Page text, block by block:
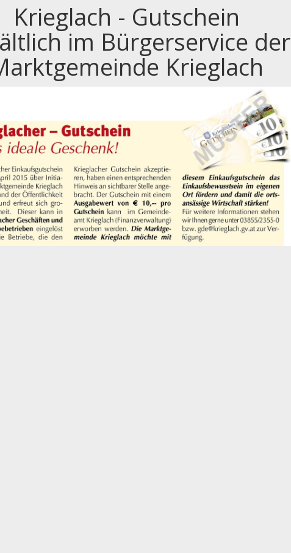
Krieglach - Gutschein
im Bürgerservice der
Krieglach